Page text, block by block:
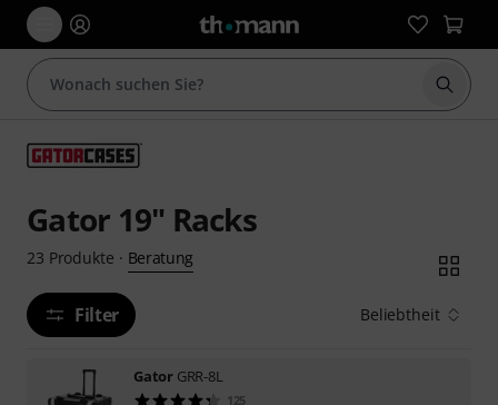
Suche
Gator 19" Racks
23 Produkte · Beratung
Filter Beliebtheit
Gator GRR-8L
125